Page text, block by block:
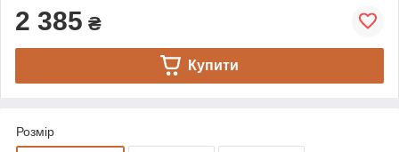
2 385 ₴
Купити
Розмір